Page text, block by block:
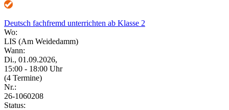
Deutsch fachfremd unterrichten ab Klasse 2
Wo:
LIS (Am Weidedamm)
Wann:
Di., 01.09.2026,
15:00 - 18:00 Uhr
(4 Termine)
Nr.:
26-1060208
Status: